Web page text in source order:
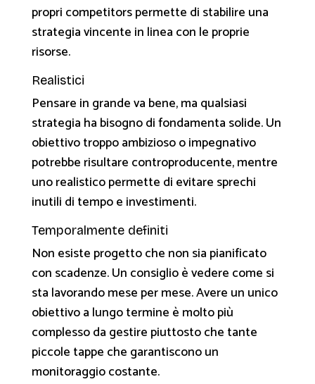
propri competitors permette di stabilire una
strategia vincente in linea con le proprie
risorse.
Realistici
Pensare in grande va bene, ma qualsiasi
strategia ha bisogno di fondamenta solide. Un
obiettivo troppo ambizioso o impegnativo
potrebbe risultare controproducente, mentre
uno realistico permette di evitare sprechi
inutili di tempo e investimenti.
Temporalmente definiti
Non esiste progetto che non sia pianificato
con scadenze. Un consiglio è vedere come si
sta lavorando mese per mese. Avere un unico
obiettivo a lungo termine è molto più
complesso da gestire piuttosto che tante
piccole tappe che garantiscono un
monitoraggio costante.